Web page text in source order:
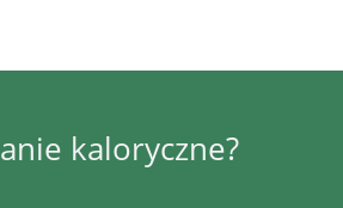
kaloryczne?